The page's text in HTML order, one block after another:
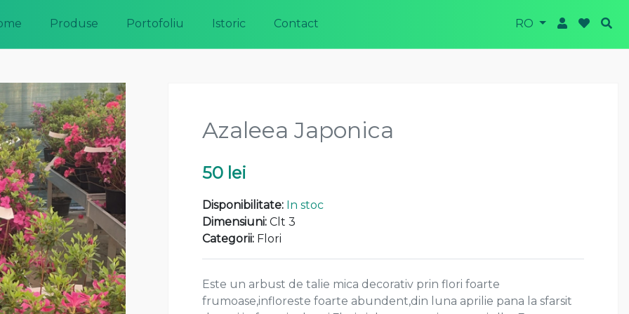
Produse Portofoliu Istoric Contact RO
Azaleea Japonica
50 lei
Disponibilitate: In stoc
Dimensiuni: Clt 3
Categorii: Flori
Este un arbust de talie mica decorativ prin flori foarte
frumoase,infloreste foarte abundent,din luna aprilie pana la sfarsit